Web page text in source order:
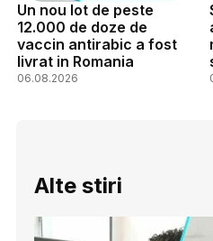
Un nou lot de peste
12.000 de doze de
vaccin antirabic a fost
livrat in Romania
06.08.2026
Alte stiri